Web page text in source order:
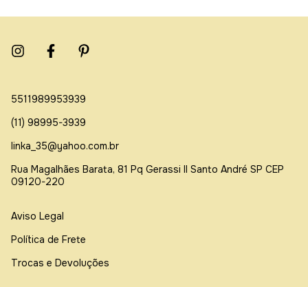
5511989953939
(11) 98995-3939
linka_35@yahoo.com.br
Rua Magalhães Barata, 81 Pq Gerassi ll Santo André SP CEP
09120-220
Aviso Legal
Política de Frete
Trocas e Devoluções